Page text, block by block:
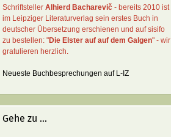
Schriftsteller Alhierd Bacharevič - bereits 2010 ist
im Leipziger Literaturverlag sein erstes Buch in
deutscher Übersetzung erschienen und auf sisifo
zu bestellen: "Die Elster auf auf dem Galgen" - wir
gratulieren herzlich.
Neueste Buchbesprechungen auf L-IZ
Gehe zu ...